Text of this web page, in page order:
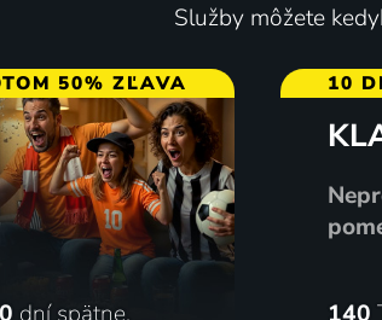
Služby môžete
50% ZĽAVA 10